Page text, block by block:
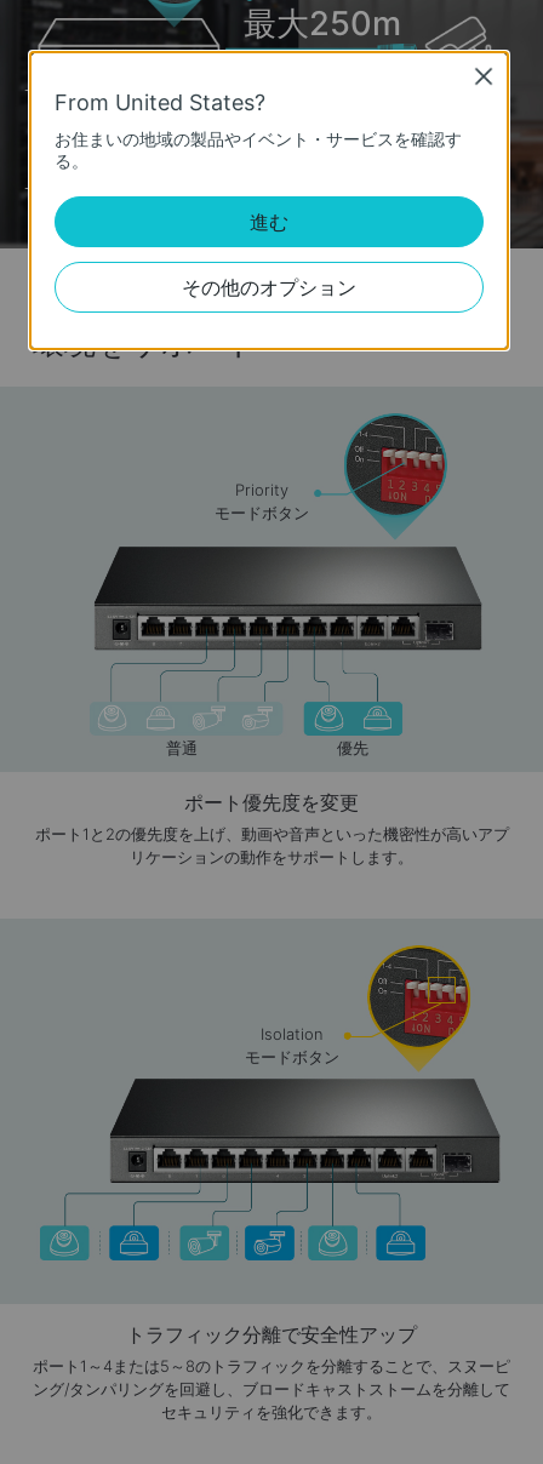
TL-SG1210P（Extendモード有効時）
最大250m
TL-SG1210P（Extendモード無効時）
100m
IPカメラ
スムーズで安全なネットワーク
環境をサポート
Priority
モードボタン
普通 優先
ポート優先度を変更
ポート1と2の優先度を上げ、動画や音声といった機密性が高いアプ
リケーションの動作をサポートします。
Isolation
モードボタン
トラフィック分離で安全性アップ
ポート1～4または5～8のトラフィックを分離することで、スヌーピ
ング/タンパリングを回避し、ブロードキャストストームを分離して
セキュリティを強化できます。
From United States?
お住まいの地域の製品やイベント・サービスを確認す
る。
進む
その他のオプション
Close